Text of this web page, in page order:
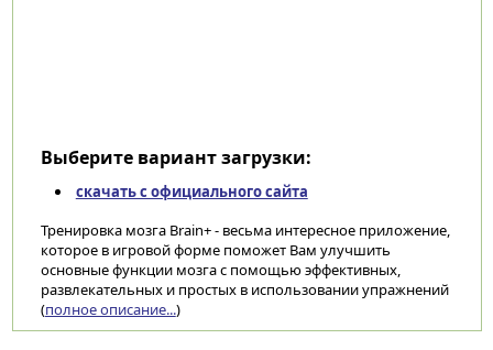
Выберите вариант загрузки:
скачать с официального сайта
Тренировка мозга Brain+ - весьма интересное приложение,
которое в игровой форме поможет Вам улучшить
основные функции мозга с помощью эффективных,
развлекательных и простых в использовании упражнений
(полное описание...)